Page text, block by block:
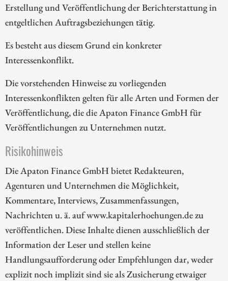
Erstellung und Veröffentlichung der Berichterstattung in
entgeltlichen Auftragsbeziehungen tätig.
Es besteht aus diesem Grund ein konkreter
Interessenkonflikt.
Die vorstehenden Hinweise zu vorliegenden
Interessenkonflikten gelten für alle Arten und Formen der
Veröffentlichung, die die Apaton Finance GmbH für
Veröffentlichungen zu Unternehmen nutzt.
Risikohinweis
Die Apaton Finance GmbH bietet Redakteuren,
Agenturen und Unternehmen die Möglichkeit,
Kommentare, Interviews, Zusammenfassungen,
Nachrichten u. ä. auf www.kapitalerhoehungen.de zu
veröffentlichen. Diese Inhalte dienen ausschließlich der
Information der Leser und stellen keine
Handlungsaufforderung oder Empfehlungen dar, weder
explizit noch implizit sind sie als Zusicherung etwaiger